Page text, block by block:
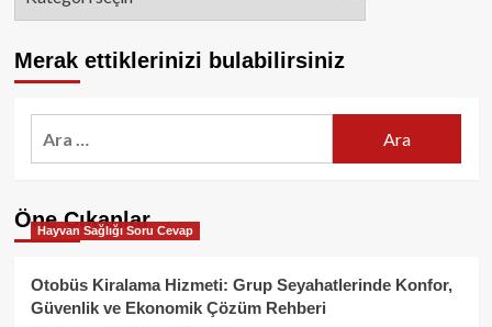
Merak ettiklerinizi bulabilirsiniz
Öne Çıkanlar
Hayvan Sağlığı Soru Cevap
Otobüs Kiralama Hizmeti: Grup Seyahatlerinde Konfor,
Güvenlik ve Ekonomik Çözüm Rehberi